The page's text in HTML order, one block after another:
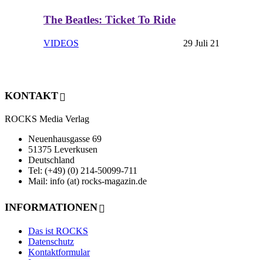
The Beatles: Ticket To Ride
VIDEOS 29 Juli 21
KONTAKT
ROCKS Media Verlag
Neuenhausgasse 69
51375 Leverkusen
Deutschland
Tel: (+49) (0) 214-50099-711
Mail: info (at) rocks-magazin.de
INFORMATIONEN
Das ist ROCKS
Datenschutz
Kontaktformular